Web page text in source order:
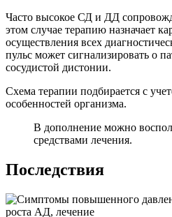
Часто высокое СД и ДД
этом случае терапию назначает
осуществления всех
пульс может сигнализировать о
сосудистой дистонии.
Схема терапии подбирается с
особенностей организма.
В дополнение можно
средствами лечения.
Последствия